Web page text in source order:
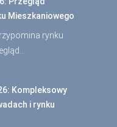
Mieszkaniowego
rynku
Kompleksowy
i rynku